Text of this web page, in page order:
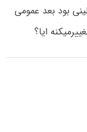
بود بعد عمومی
ایا؟